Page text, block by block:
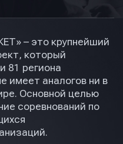
– это крупнейший
который
81 региона
имеет аналогов ни в
Основной целью
соревнований по